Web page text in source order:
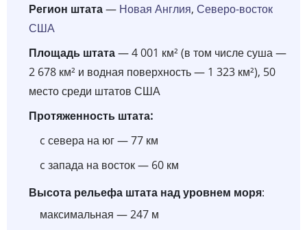
Регион штата— Новая Англия, Северо-восток
США
Площадь штата— 4 001 км² (в том числе суша —
2 678 км² и водная поверхность — 1 323 км²), 50
место среди штатов США
Протяженность штата:
c севера на юг — 77 км
c запада на восток — 60 км
Высота рельефа штата над уровнем моря:
максимальная — 247 м